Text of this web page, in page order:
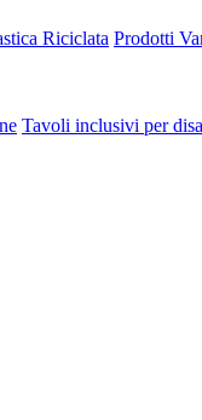
Riciclata Prodotti
Tavoli inclusivi per